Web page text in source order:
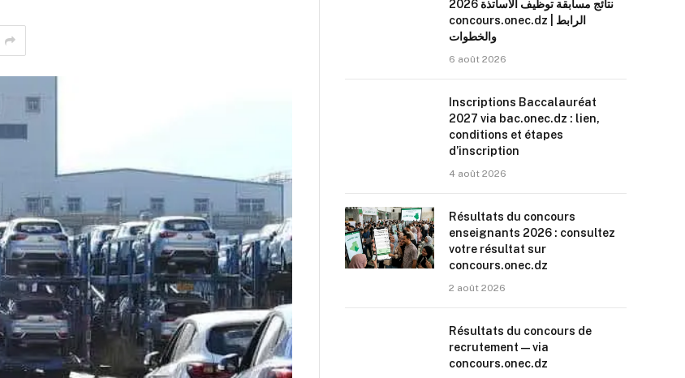
نتائج مسابقة توظيف الأساتذة 2026
concours.onec.dz | الرابط
والخطوات
6 août 2026
Inscriptions Baccalauréat
2027 via bac.onec.dz : lien,
conditions et étapes
d’inscription
4 août 2026
Résultats du concours
enseignants 2026 : consultez
votre résultat sur
concours.onec.dz
2 août 2026
Résultats du concours de
recrutement — via
concours.onec.dz